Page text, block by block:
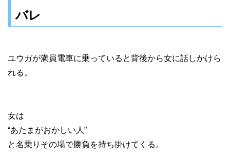
バレ
ユウガが満員電車に乗っていると背後から女に話しかけら
れる。
女は
“あたまがおかしい人”
と名乗りその場で勝負を持ち掛けてくる。